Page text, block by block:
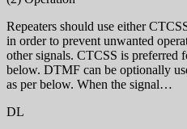
Repeaters should use either
in order to prevent unwanted
other signals. CTCSS is preferred
below. DTMF can be optionally
as per below. When the signal…
DL